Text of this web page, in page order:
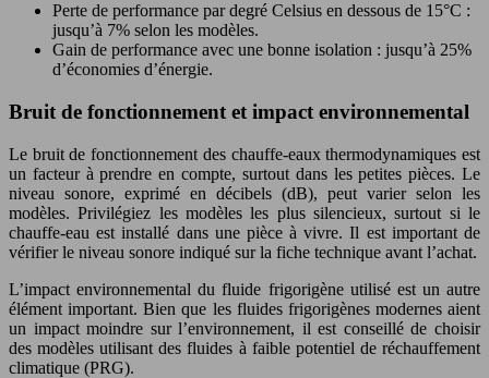
Perte de performance par degré Celsius en dessous de 15°C :
jusqu’à 7% selon les modèles.
Gain de performance avec une bonne isolation : jusqu’à 25%
d’économies d’énergie.
Bruit de fonctionnement et impact environnemental
Le bruit de fonctionnement des chauffe-eaux thermodynamiques est
un facteur à prendre en compte, surtout dans les petites pièces. Le
niveau sonore, exprimé en décibels (dB), peut varier selon les
modèles. Privilégiez les modèles les plus silencieux, surtout si le
chauffe-eau est installé dans une pièce à vivre. Il est important de
vérifier le niveau sonore indiqué sur la fiche technique avant l’achat.
L’impact environnemental du fluide frigorigène utilisé est un autre
élément important. Bien que les fluides frigorigènes modernes aient
un impact moindre sur l’environnement, il est conseillé de choisir
des modèles utilisant des fluides à faible potentiel de réchauffement
climatique (PRG).